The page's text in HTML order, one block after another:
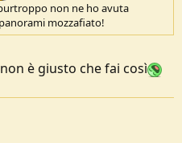
non ne ho avuta
mozzafiato!
è giusto che fai così